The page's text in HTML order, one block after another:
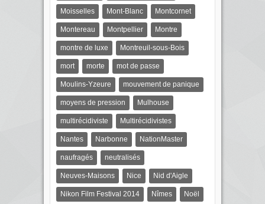
Moisselles Mont-Blanc Montcornet
Montereau Montpellier Montre
montre de luxe Montreuil-sous-Bois
mort morte mot de passe
Moulins-Yzeure mouvement de panique
moyens de pression Mulhouse
multirécidiviste Multirécidivistes
Nantes Narbonne NationMaster
naufragés neutralisés
Neuves-Maisons Nice Nid d'Aigle
Nikon Film Festival 2014 Nîmes Noël